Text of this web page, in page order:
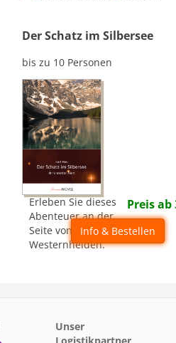
Der Schatz im Silbersee
bis zu 10 Personen
Erleben Sie dieses
Abenteuer an der
Seite von Karl Mays
Westernhelden.
Preis ab
Info & Bestellen
Unser